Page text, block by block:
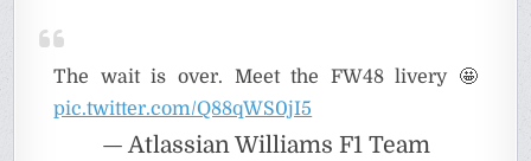
The wait is over. Meet the FW48 livery 🤩
pic.twitter.com/Q88qWS0jI5
— Atlassian Williams F1 Team